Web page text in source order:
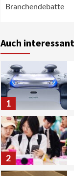
Branchendebatte
Auch interessant
7
1
2